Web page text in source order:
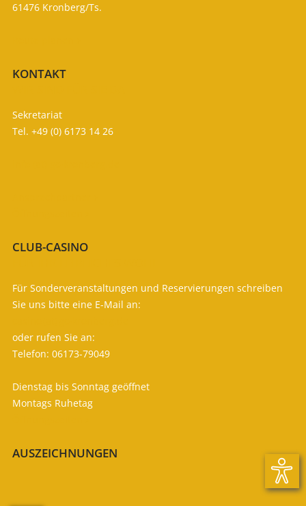
61476 Kronberg/Ts.
KONTAKT
Sekretariat
Tel. +49 (0) 6173 14 26
CLUB-CASINO
Für Sonderveranstaltungen und Reservierungen schreiben
Sie uns bitte eine E-Mail an:
oder rufen Sie an:
Telefon: 06173-79049
Dienstag bis Sonntag geöffnet
Montags Ruhetag
AUSZEICHNUNGEN